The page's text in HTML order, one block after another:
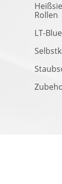
Rollen
LT-